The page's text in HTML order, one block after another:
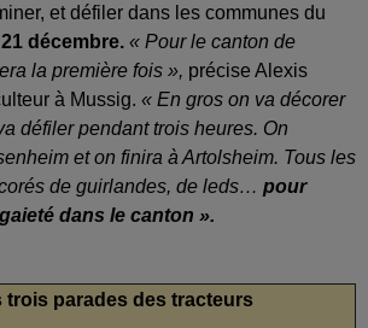
et défiler dans les communes du
décembre. « Pour le canton de
la première fois », précise Alexis
à Mussig. « En gros on va décorer
défiler pendant trois heures. On
et on finira à Artolsheim. Tous les
de guirlandes, de leds… pour
dans le canton ».
trois parades des tracteurs